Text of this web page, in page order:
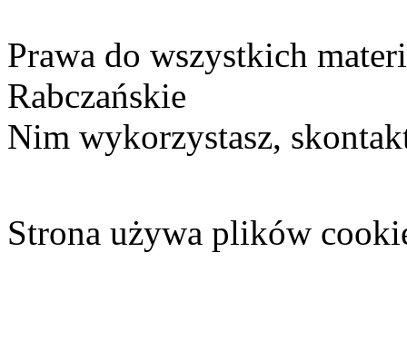
Prawa do wszystkich
Rabczańskie
Nim wykorzystasz,
Strona używa plików